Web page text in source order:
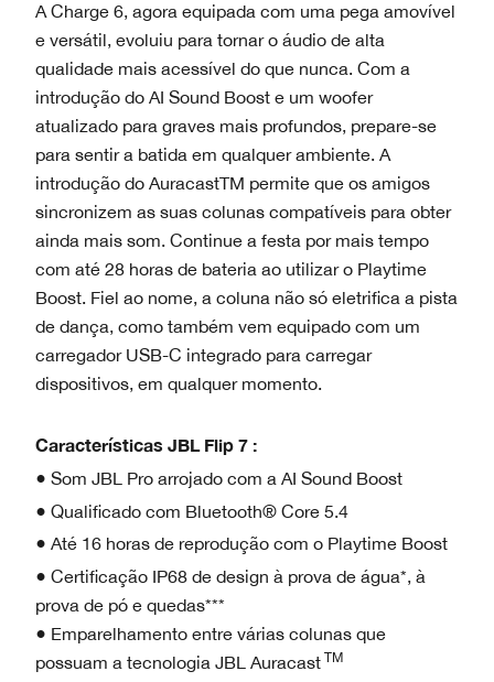
A Charge 6, agora equipada com uma pega amovível
e versátil, evoluiu para tornar o áudio de alta
qualidade mais acessível do que nunca. Com a
introdução do AI Sound Boost e um woofer
atualizado para graves mais profundos, prepare-se
para sentir a batida em qualquer ambiente. A
introdução do AuracastTM permite que os amigos
sincronizem as suas colunas compatíveis para obter
ainda mais som. Continue a festa por mais tempo
com até 28 horas de bateria ao utilizar o Playtime
Boost. Fiel ao nome, a coluna não só eletrifica a pista
de dança, como também vem equipado com um
carregador USB-C integrado para carregar
dispositivos, em qualquer momento.
Características JBL Flip 7 :
● Som JBL Pro arrojado com a AI Sound Boost
● Qualificado com Bluetooth® Core 5.4
● Até 16 horas de reprodução com o Playtime Boost
● Certificação IP68 de design à prova de água*, à
prova de pó e quedas***
● Emparelhamento entre várias colunas que
possuam a tecnologia JBL Auracast TM